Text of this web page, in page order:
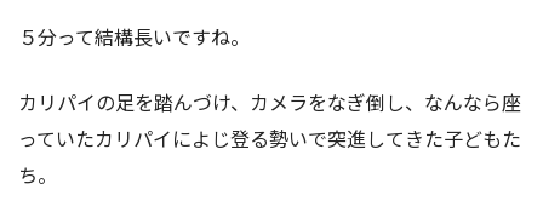
５分って結構長いですね。
カリパイの足を踏んづけ、カメラをなぎ倒し、なんなら座
っていたカリパイによじ登る勢いで突進してきた子どもた
ち。